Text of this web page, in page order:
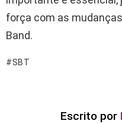
força com as
Band.
SBT
Escrito por